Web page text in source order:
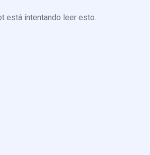
está intentando leer esto.